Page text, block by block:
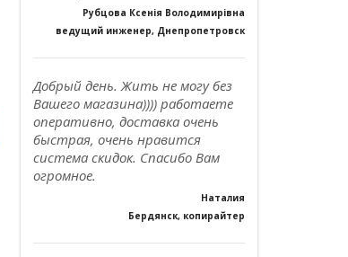
Рубцова Ксенія Володимирівна
ведущий инженер, Днепропетровск
Добрый день. Жить не могу без
Вашего магазина)))) работаете
оперативно, доставка очень
быстрая, очень нравится
система скидок. Спасибо Вам
огромное.
Наталия
Бердянск, копирайтер